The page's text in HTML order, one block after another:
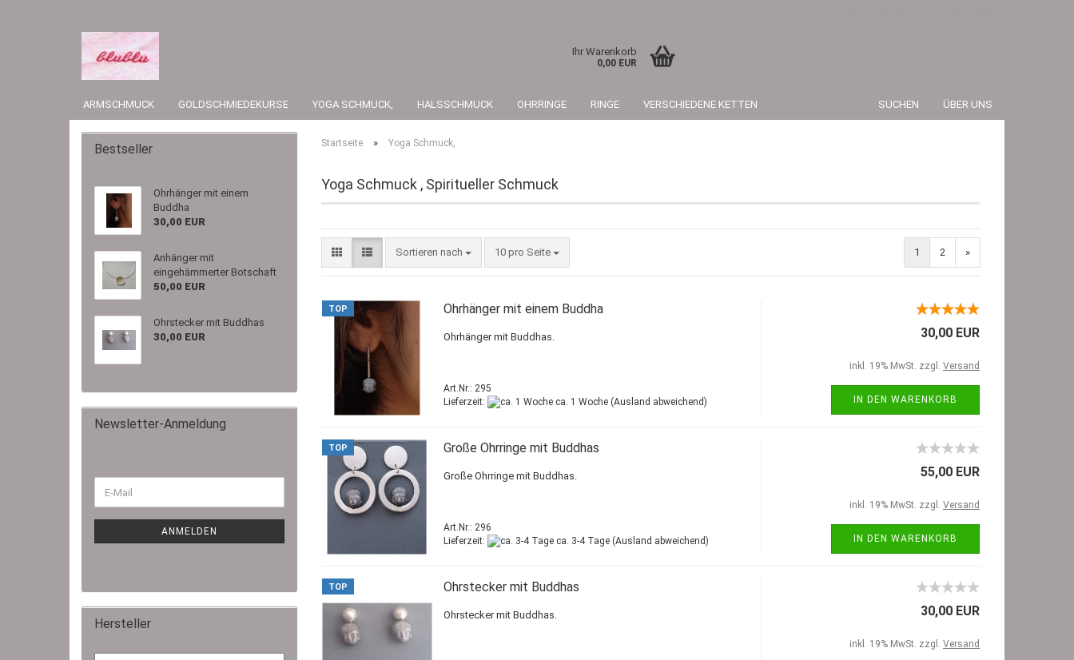
Konto erstellen
Ihr Warenkorb
0,00 EUR
ARMSCHMUCK GOLDSCHMIEDEKURSE YOGA SCHMUCK, HALSSCHMUCK OHRRINGE RINGE VERSCHIEDENE KETTEN SUCHEN ÜBER UNS
Startseite » Yoga Schmuck,
Yoga Schmuck , Spiritueller Schmuck
Sortieren nach 10 pro Seite 1 2 »
TOP Ohrhänger mit einem Buddha
Ohrhänger mit Buddhas.
Art.Nr.: 295
Lieferzeit:
ca. 1 Woche (Ausland abweichend)
30,00 EUR
inkl. 19% MwSt. zzgl. Versand
IN DEN WARENKORB
TOP Große Ohrringe mit Buddhas
Große Ohrringe mit Buddhas.
Art.Nr.: 296
Lieferzeit:
ca. 3-4 Tage (Ausland abweichend)
55,00 EUR
inkl. 19% MwSt. zzgl. Versand
IN DEN WARENKORB
TOP Ohrstecker mit Buddhas
Ohrstecker mit Buddhas. 30,00 EUR
inkl. 19% MwSt. zzgl. Versand
Bestseller
Ohrhänger mit einem
Buddha
30,00 EUR
Anhänger mit
eingehämmerter Botschaft
50,00 EUR
Ohrstecker mit Buddhas
30,00 EUR
Newsletter-Anmeldung
ANMELDEN
Hersteller